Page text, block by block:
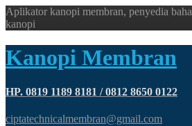
Aplikator kanopi membran, penyedia
kanopi
Kanopi Membran
HP. 0819 1189 8181 / 0812 8650 0122
ciptatechnicalmembran@gmail.com